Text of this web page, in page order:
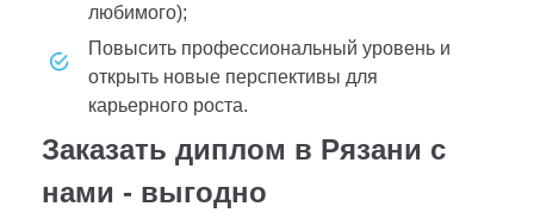
любимого);
повысить профессиональный уровень и
открыть новые перспективы для
карьерного роста.
Заказать диплом в Рязани с
нами - выгодно